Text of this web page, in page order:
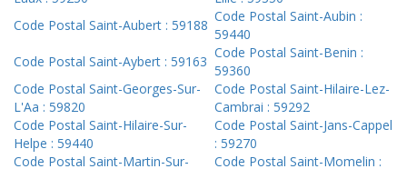
Code Postal Saint-Aubert : 59188
Code Postal Saint-Aubin :
59440
Code Postal Saint-Aybert : 59163
Code Postal Saint-Benin :
59360
Code Postal Saint-Georges-Sur-
L'Aa : 59820
Code Postal Saint-Hilaire-Lez-
Cambrai : 59292
Code Postal Saint-Hilaire-Sur-
Helpe : 59440
Code Postal Saint-Jans-Cappel
: 59270
Code Postal Saint-Martin-Sur-
Code Postal Saint-Momelin :